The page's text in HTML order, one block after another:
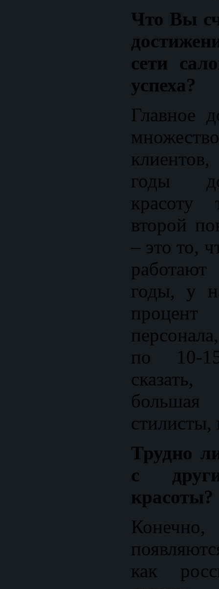
Что Вы
сети
успеха?
Главное
годы
второй
– это то,
годы, у
по 10-
Трудно
с
красоты?
как